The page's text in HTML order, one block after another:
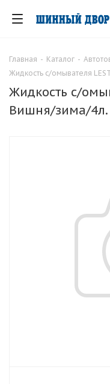
Главная - Каталог -
Жидкость с/омывателя
Жидкость с/
Вишня/зима/4л.